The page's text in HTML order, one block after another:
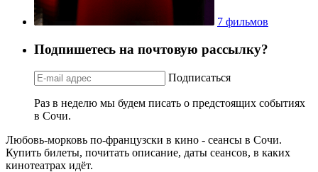
7 фильмов
Подпишетесь на почтовую рассылку?
Подписаться
Раз в неделю мы будем писать о предстоящих событиях
в Сочи.
Любовь-морковь по-французски в кино - сеансы в Сочи.
Купить билеты, почитать описание, даты сеансов, в каких
кинотеатрах идёт.